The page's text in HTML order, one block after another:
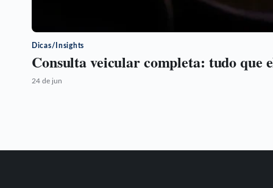
Dicas/Insights
Consulta veicular completa: tudo que
24 de jun